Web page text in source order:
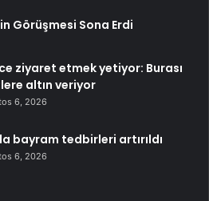
Görüşmesi Sona Erdi
ziyaret etmek yetiyor: Burası
altın veriyor
6, 2026
bayram tedbirleri artırıldı
6, 2026